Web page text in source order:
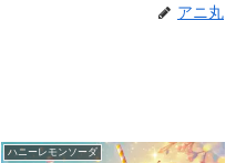
アニ丸
ハニーレモンソーダ